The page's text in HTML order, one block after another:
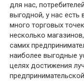
для нас,
выгодной, у нас
много торговых
несколько
самих
наиболее выгодные
целях достижения